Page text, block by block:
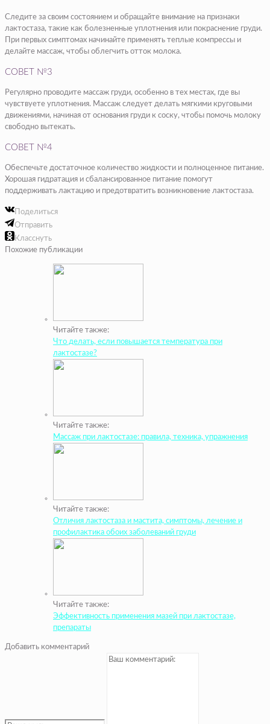
Следите за своим состоянием и обращайте внимание на признаки
лактостаза, такие как болезненные уплотнения или покраснение груди.
При первых симптомах начинайте применять теплые компрессы и
делайте массаж, чтобы облегчить отток молока.
СОВЕТ №3
Регулярно проводите массаж груди, особенно в тех местах, где вы
чувствуете уплотнения. Массаж следует делать мягкими круговыми
движениями, начиная от основания груди к соску, чтобы помочь молоку
свободно вытекать.
СОВЕТ №4
Обеспечьте достаточное количество жидкости и полноценное питание.
Хорошая гидратация и сбалансированное питание помогут
поддерживать лактацию и предотвратить возникновение лактостаза.
Поделиться
Отправить
Класснуть
Похожие публикации
Читайте также:
Что делать, если повышается температура при
лактостазе?
Читайте также:
Массаж при лактостазе: правила, техника, упражнения
Читайте также:
Отличия лактостаза и мастита, симптомы, лечение и
профилактика обоих заболеваний груди
Читайте также:
Эффективность применения мазей при лактостазе,
препараты
Добавить комментарий